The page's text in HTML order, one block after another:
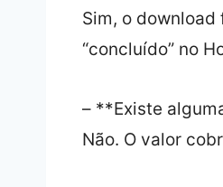
Sim, o
“concluído” no
– **Existe
Não. O valor